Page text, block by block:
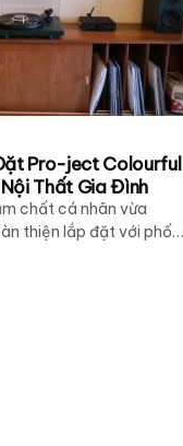
Pro-ject Colourful
Thất Gia Đình
chất cá nhân vừa
thiện lắp đặt với phối